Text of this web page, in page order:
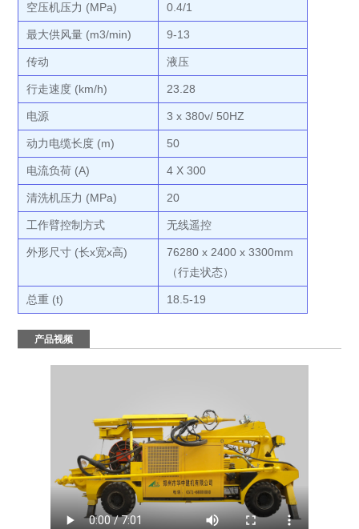
空压机压力 (MPa) 0.4/1
最大供风量 (m3/min) 9-13
传动 液压
行走速度 (km/h) 23.28
电源 3 x 380v/ 50HZ
动力电缆长度 (m) 50
电流负荷 (A) 4 X 300
清洗机压力 (MPa) 20
工作臂控制方式 无线遥控
外形尺寸 (长x宽x高)
76280 x 2400 x 3300mm
（行走状态）
总重 (t) 18.5-19
产品视频